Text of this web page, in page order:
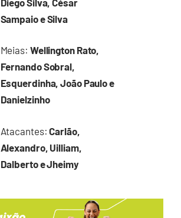
Sampaio e Silva
Meias: Wellington Rato,
Fernando Sobral,
Esquerdinha, João Paulo e
Danielzinho
Atacantes: Carlão,
Alexandro, Uilliam,
Dalberto e Jheimy